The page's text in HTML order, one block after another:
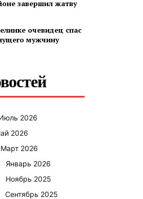
завершил жатву
очевидец спас
мужчину
2026
2026
Март 2026
Январь 2026
Ноябрь 2025
Сентябрь 2025